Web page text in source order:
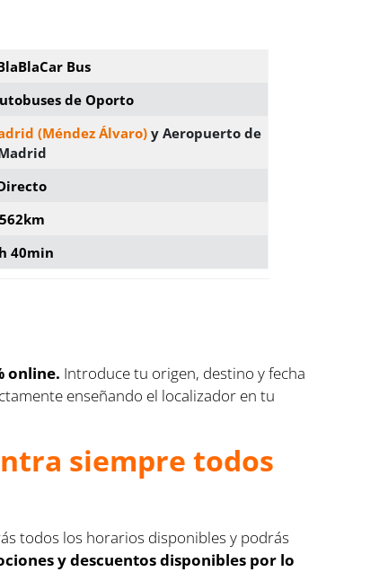
Bus
de Oporto
(Méndez Álvaro) y Aeropuerto de
562km
40min
online. Introduce tu origen, destino y fecha
enseñando el localizador en tu
siempre todos
todos los horarios disponibles y podrás
y descuentos disponibles por lo